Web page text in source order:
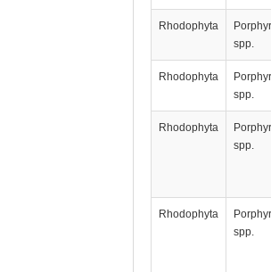
Rhodophyta
spp.
Rhodophyta
spp.
Rhodophyta
spp.
Rhodophyta
spp.